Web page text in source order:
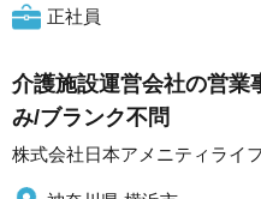
正社員
介護施設運営会社の営業
み/ブランク不問
株式会社日本アメニティライ